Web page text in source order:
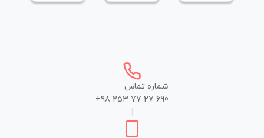
شماره تماس
+98 253 77 27 690